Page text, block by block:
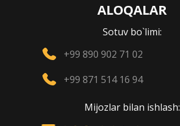
ALOQALAR
Sotuv bo`limi:
+99 890 902 71 02
+99 871 514 16 94
Mijozlar bilan ishlash: